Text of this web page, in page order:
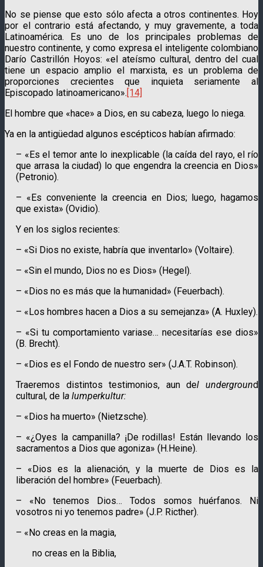
No se piense que esto sólo afecta a otros continentes. Hoy
por el contrario está afectando, y muy gravemente, a toda
Latinoamérica. Es uno de los princi­pales problemas de
nuestro continente, y como expresa el inteligente colom­bia­no
Darío Castri­llón Hoyos: «el ateísmo cultural, dentro del cual
tiene un espacio amplio el marxis­ta, es un problema de
proporciones crecientes que inquieta seriamente al
Episcopado latinoame­rica­no».[14]
El hombre que «hace» a Dios, en su cabeza, luego lo niega.
Ya en la antigüedad algunos escépticos habían afirmado:
– «Es el temor ante lo inexplicable (la caída del rayo, el río
que arrasa la ciudad) lo que engendra la creencia en Dios»
(Petronio).
– «Es conveniente la creencia en Dios; luego, hagamos
que exista» (Ovidio).
Y en los siglos recientes:
– «Si Dios no existe, habría que inventarlo» (Voltaire).
– «Sin el mundo, Dios no es Dios» (Hegel).
– «Dios no es más que la humanidad» (Feuerbach).
– «Los hombres hacen a Dios a su semejanza» (A. Huxley).
– «Si tu comportamiento variase… necesitarías ese dios»
(B. Brecht).
– «Dios es el Fondo de nuestro ser» (J.A.T. Robinson).
Traeremos distintos testimonios, aun del underground
cultural, de la lumper­kul­tur:
– «Dios ha muerto» (Nietzsche).
– «¿Oyes la campanilla? ¡De rodillas! Están llevando los
sacramen­tos a Dios que agoniza» (H.Heine).
– «Dios es la alienación, y la muerte de Dios es la
liberación del hombre» (Feuerbach).
– «No tenemos Dios… Todos somos huérfanos. Ni
vosotros ni yo tenemos padre» (J.P. Ricther).
– «No creas en la magia,
no creas en la Biblia,